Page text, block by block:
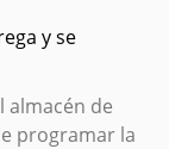
y se
almacén de
programar la